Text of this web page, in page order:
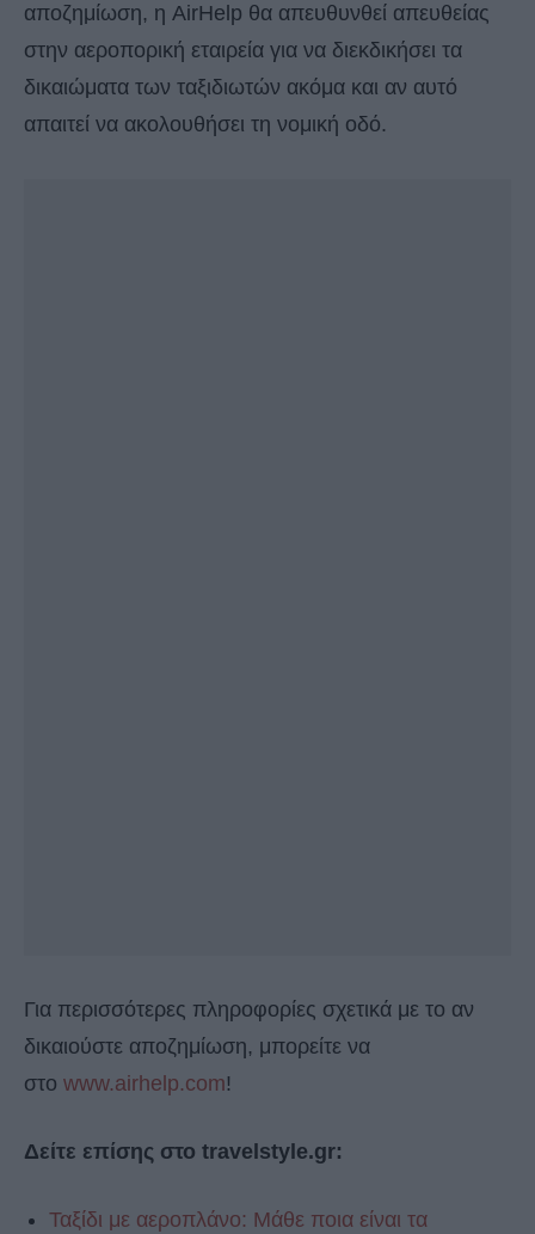
αποζημίωση, η AirHelp θα απευθυνθεί απευθείας
στην αεροπορική εταιρεία για να διεκδικήσει τα
δικαιώματα των ταξιδιωτών ακόμα και αν αυτό
απαιτεί να ακολουθήσει τη νομική οδό.
Για περισσότερες πληροφορίες σχετικά με το αν
δικαιούστε αποζημίωση, μπορείτε να
στο www.airhelp.com!
Δείτε επίσης στο travelstyle.gr:
Ταξίδι με αεροπλάνο: Μάθε ποια είναι τα